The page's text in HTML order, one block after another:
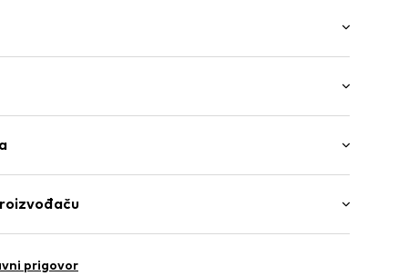
duljina
kroj
prigovor